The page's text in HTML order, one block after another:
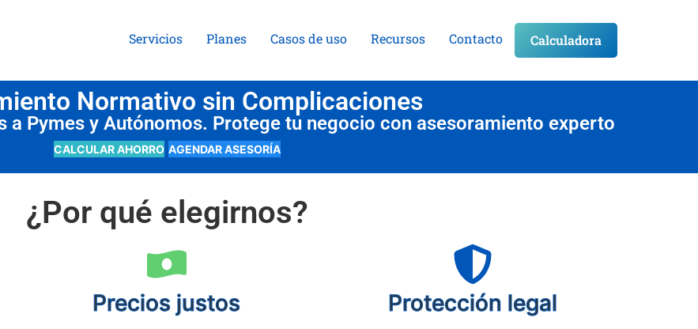
Servicios Planes Casos de uso Recursos Contacto Calculadora
Normativo sin Complicaciones
a Pymes y Autónomos. Protege tu negocio con asesoramiento experto
CALCULAR AHORRO AGENDAR ASESORÍA
¿Por qué elegirnos?
Precios justos Protección legal